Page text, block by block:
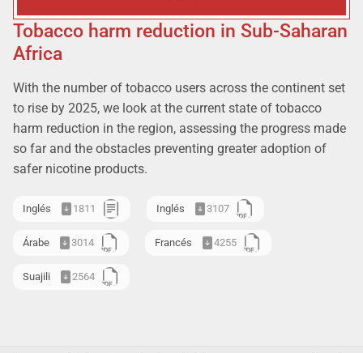
Tobacco harm reduction in Sub-Saharan
Africa
With the number of tobacco users across the continent set
to rise by 2025, we look at the current state of tobacco
harm reduction in the region, assessing the progress made
so far and the obstacles preventing greater adoption of
safer nicotine products.
Inglés 1811 Inglés 3107
Árabe 3014 Francés 4255
Suajili 2564